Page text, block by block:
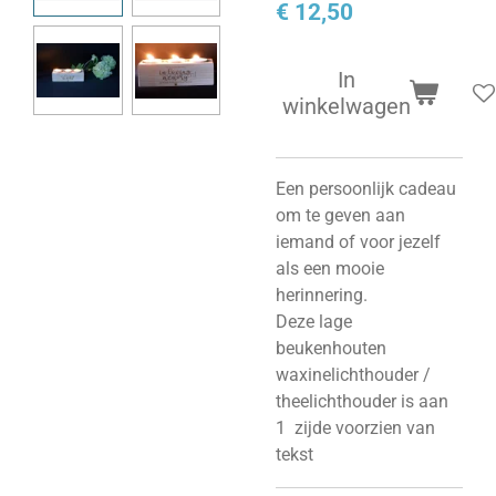
€ 12,50
In
winkelwagen
Een persoonlijk cadeau
om te geven aan
iemand of voor jezelf
als een mooie
herinnering.
Deze lage
beukenhouten
waxinelichthouder /
theelichthouder is aan
1 zijde voorzien van
tekst